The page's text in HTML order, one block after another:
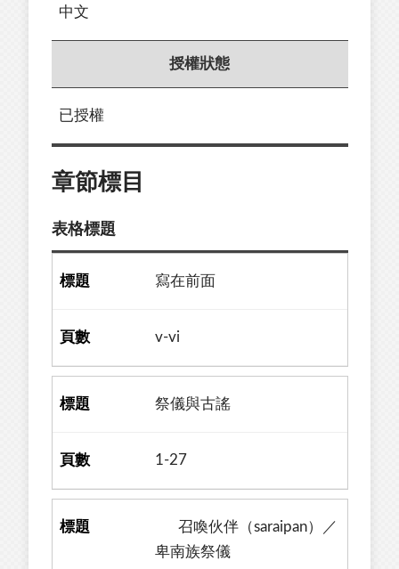
中文
授權狀態
已授權
章節標目
表格標題
寫在前面
v-vi
祭儀與古謠
1-27
召喚伙伴（saraipan）／
卑南族祭儀